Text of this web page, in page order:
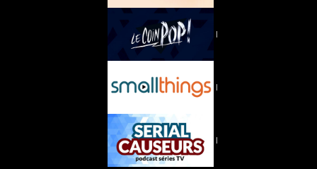
|
|
|